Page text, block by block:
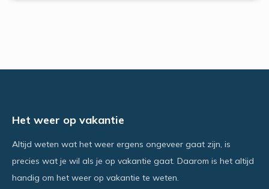
Het weer op vakantie
Altijd weten wat het weer ergens ongeveer gaat zijn, is
precies wat je wil als je op vakantie gaat. Daarom is het altijd
handig om het weer op vakantie te weten.